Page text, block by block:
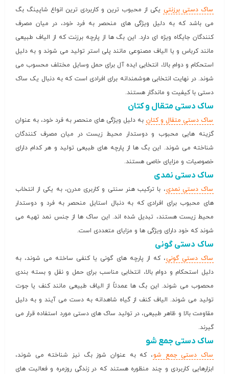
ساک دستی برزنتی یکی از محبوب ترین و کاربردی ترین انواع شاپینگ بگ
می باشد که به دلیل ویژگی های منحصر به فرد خود، در میان مصرف
کنندگان جایگاه ویژه ای دارد. این بگ ها از پارچه برزنت که از الیاف طبیعی
مانند کرباس و یا الیاف مصنوعی مانند پلی استر تولید می شوند و به دلیل
استحکام و دوام بالا، انتخابی ایده آل برای حمل وسایل مختلف محسوب می
شوند. در نهایت انتخابی هوشمندانه برای افرادی است که به دنبال یک ساک
دستی با کیفیت و ماندگار هستند.
ساک دستی متقال و کتان
ساک دستی متقال و کتان به دلیل ویژگی های منحصر به فرد خود، به عنوان
گزینه هایی محبوب و دوستدار محیط زیست در میان مصرف کنندگان
شناخته می شوند. این بگ ها از پارچه های طبیعی تولید و هر کدام دارای
خصوصیات و مزایای خاصی هستند.
ساک دستی نمدی
ساک دستی نمدی، با ترکیب هنر سنتی و کاربری مدرن، به یکی از انتخاب
های محبوب برای افرادی که به دنبال استایل منحصر به فرد و دوستدار
محیط زیست هستند، تبدیل شده اند. این ساک ها از جنس نمد تهیه می
شوند که خود دارای ویژگی ها و مزایای متعددی است.
ساک دستی گونی
ساک دستی گونی، که از پارچه های گونی یا کنفی ساخته می شوند، به
دلیل استحکام و دوام بالا، انتخابی مناسب برای حمل و نقل و بسته بندی
محصوب می شوند. این بگ ها عمدتاً از الیاف طبیعی مانند کنف یا جوت
تولید می شوند. الیاف کنف از گیاه شاهدانه به دست می آیند و به دلیل
مقاومت بالا و ظاهر طبیعی، در تولید ساک های دستی مورد استفاده قرار می
گیرند.
ساک دستی جمع شو
ساک دستی جمع شو، که به عنوان شوز بگ نیز شناخته می شوند،
ابزارهایی کاربردی و چند منظوره هستند که در زندگی روزمره و فعالیت های